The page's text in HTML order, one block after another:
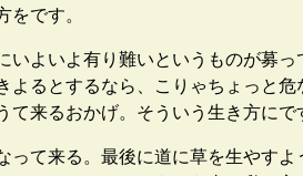
をです。
よいよ有り難いというものが募
よるとするなら、こりゃちょっと
て来るおかげ。そういう生き方に
て来る。最後に道に草を生やす